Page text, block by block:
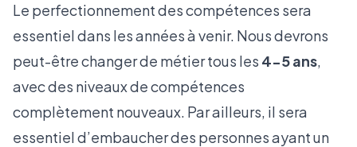
Le perfectionnement des compétences sera
essentiel dans les années à venir. Nous devrons
peut-être changer de métier tous les 4-5 ans,
avec des niveaux de compétences
complètement nouveaux. Par ailleurs, il sera
essentiel d’embaucher des personnes ayant un